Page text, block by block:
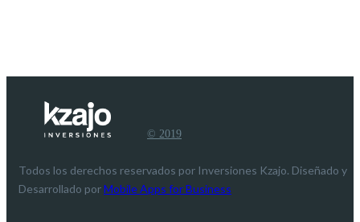
© 2019
Todos los derechos reservados por Inversiones Kzajo. Diseñado y
Desarrollado porMobile Apps for Business